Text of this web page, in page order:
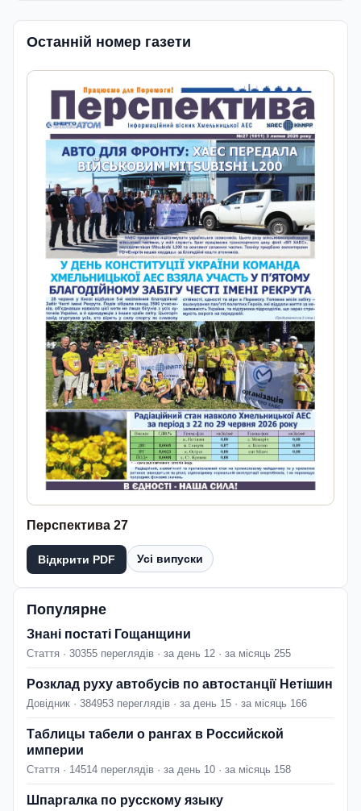
Останній номер газети
Перспектива 27
Відкрити PDF Усі випуски
Популярне
Знані постаті Гощанщини
Стаття · 30355 переглядів · за день 12 · за місяць 255
Розклад руху автобусів по автостанції Нетішин
Довідник · 384953 переглядів · за день 15 · за місяць 166
Таблицы табели о рангах в Российской
империи
Стаття · 14514 переглядів · за день 10 · за місяць 158
Шпаргалка по русскому языку